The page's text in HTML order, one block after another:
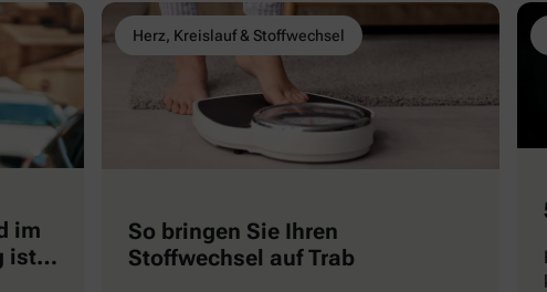
im
ist
Herz, Kreislauf & Stoffwechsel
So bringen Sie Ihren
Stoffwechsel auf Trab